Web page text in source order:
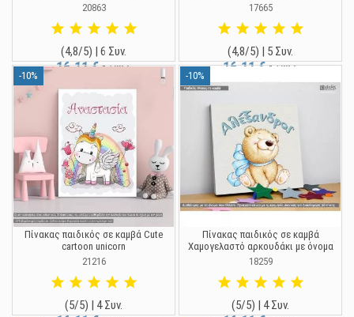
20863
(4,8/5) | 6 Συν.
16,11 €17,90 €
17665
(4,8/5) | 5 Συν.
16,11 €17,90 €
-10%
Πίνακας παιδικός σε καμβά Cute
cartoon unicorn
21216
(5/5) | 4 Συν.
-10%
Πίνακας παιδικός σε καμβά
Χαμογελαστό αρκουδάκι με όνομα
18259
(5/5) | 4 Συν.